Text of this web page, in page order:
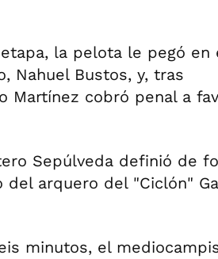
la pelota le pegó en
Nahuel Bustos, y, tras
Martínez cobró penal a
Sepúlveda definió de
arquero del "Ciclón"
minutos, el